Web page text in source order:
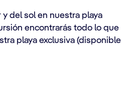
del sol en nuestra playa
encontrarás todo lo que
playa exclusiva (disponible